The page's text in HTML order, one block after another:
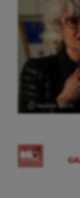
Ⓒ Gazette Sports